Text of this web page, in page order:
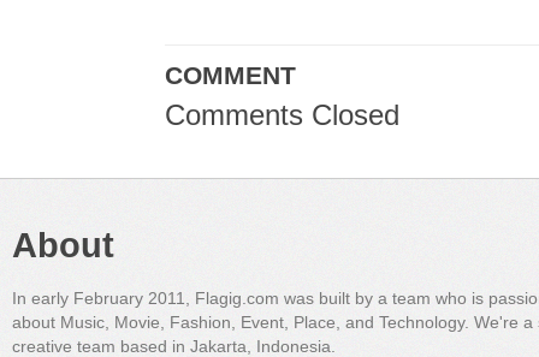
COMMENT
Comments Closed
About
In early February 2011, Flagig.com was built by a team who is
about Music, Movie, Fashion, Event, Place, and Technology. We're a
creative team based in Jakarta, Indonesia.